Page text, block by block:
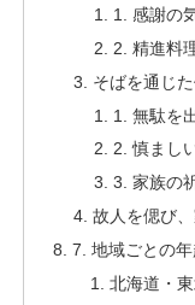
1. 感謝の
2. 精進料
そばを通じ
1. 無駄を
2. 慎まし
3. 家族の
故人を偲び
7. 地域ごとの
北海道・